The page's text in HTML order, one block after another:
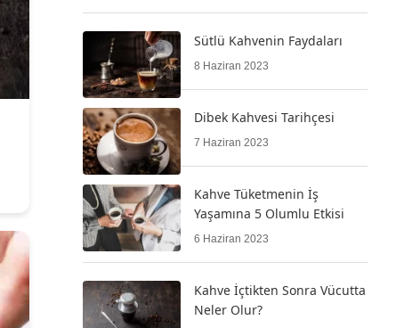
Sütlü Kahvenin Faydaları
8 Haziran 2023
Dibek Kahvesi Tarihçesi
7 Haziran 2023
Kahve Tüketmenin İş
Yaşamına 5 Olumlu Etkisi
6 Haziran 2023
Kahve İçtikten Sonra Vücutta
Neler Olur?